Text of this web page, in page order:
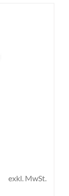
exkl. MwSt.